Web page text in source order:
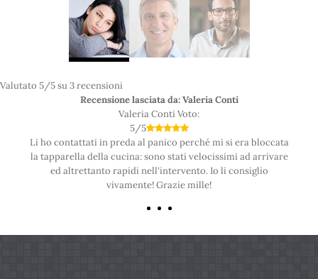
Valutato 5/5 su3recensioni
Recensione lasciata da: Valeria Conti
Valeria Conti Voto:
5/5
Li ho contattati in preda al panico perché mi si era bloccata
la tapparella della cucina: sono stati velocissimi ad arrivare
ed altrettanto rapidi nell'intervento. Io li consiglio
vivamente! Grazie mille!